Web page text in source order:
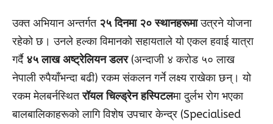
उक्त अभियान अन्तर्गत २५ दिनमा २० स्थानहरूमाउत्रने योजना
रहेको छ। उनले हल्का विमानको सहायताले यो एकल हवाई यात्रा
गर्दै ४५ लाख अष्ट्रेलियन डलर(अन्दाजी ४ करोड ५० लाख
नेपाली रुपैयाँभन्दा बढी) रकम संकलन गर्ने लक्ष्य राखेका छन्। यो
रकम मेलबर्नस्थितरॉयल चिल्ड्रेन हस्पिटलमा दुर्लभ रोग भएका
बालबालिकाहरूको लागि विशेष उपचार केन्द्र (Specialised